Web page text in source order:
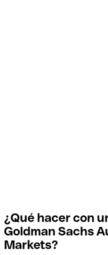
¿Qué hacer con
Goldman Sachs
Markets?